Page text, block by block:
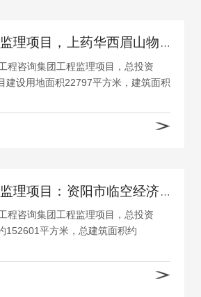
首盛国际工程监理项目，上药华西眉山物流中心一期项目
程咨询集团工程监理项目，总投资
建设用地面积22797平方米，建筑面积
首盛国际工程监理项目：资阳市临空经济区标准化厂房及配套设施项目-临空标准化厂房
程咨询集团工程监理项目，总投资
152601平方米，总建筑面积约